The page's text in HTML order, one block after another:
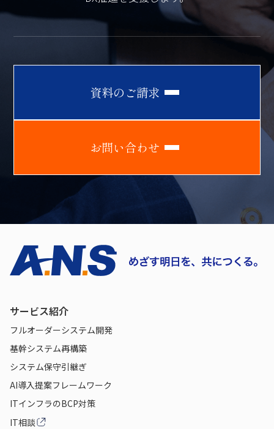
資料の ご請求
お問い合わせ
サービス紹介
フルオーダーシステム開発
基幹システム再構築
システム保守引継ぎ
AI導入提案フレームワーク
ITインフラのBCP対策
IT相談